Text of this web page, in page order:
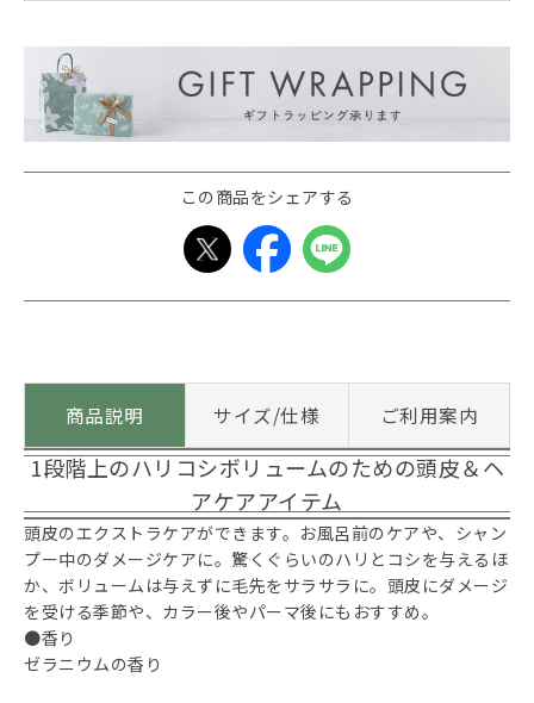
この商品をシェアする
商品説明 サイズ/仕様 ご利用案内
1段階上のハリコシボリュームのための頭皮＆ヘ
アケアアイテム
頭皮のエクストラケアができます。お風呂前のケアや、シャン
プー中のダメージケアに。驚くぐらいのハリとコシを与えるほ
か、ボリュームは与えずに毛先をサラサラに。頭皮にダメージ
を受ける季節や、カラー後やパーマ後にもおすすめ。
●香り
ゼラニウムの香り